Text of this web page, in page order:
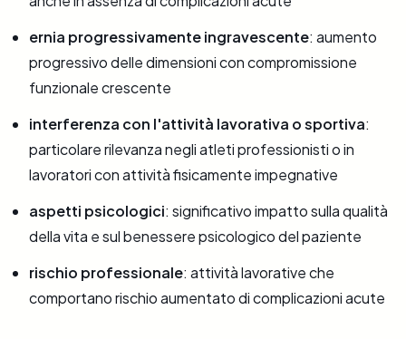
ernia progressivamente ingravescente: aumento
progressivo delle dimensioni con compromissione
funzionale crescente
interferenza con l'attività lavorativa o sportiva:
particolare rilevanza negli atleti professionisti o in
lavoratori con attività fisicamente impegnative
aspetti psicologici: significativo impatto sulla qualità
della vita e sul benessere psicologico del paziente
rischio professionale: attività lavorative che
comportano rischio aumentato di complicazioni acute